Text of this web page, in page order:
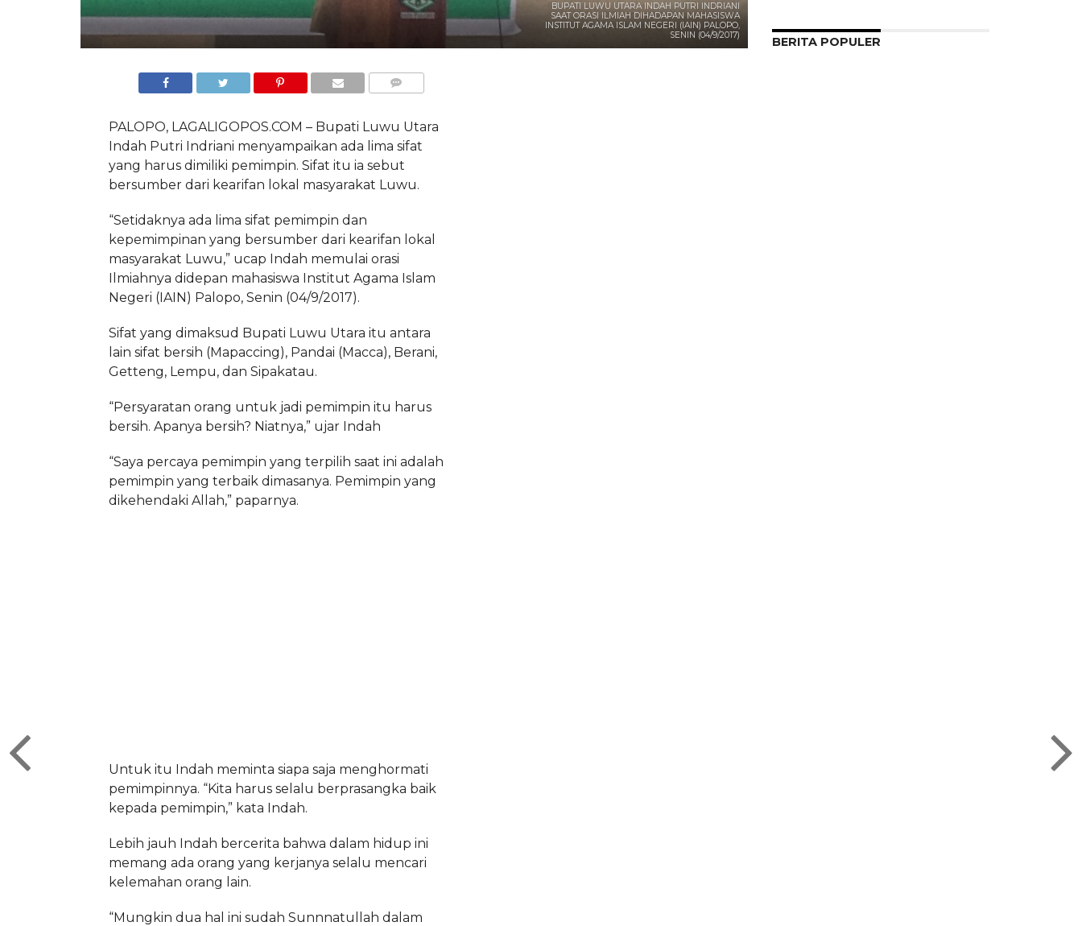
BUPATI LUWU UTARA INDAH PUTRI INDRIANI
SAAT ORASI ILMIAH DIHADAPAN MAHASISWA
INSTITUT AGAMA ISLAM NEGERI (IAIN) PALOPO,
SENIN (04/9/2017)
PALOPO, LAGALIGOPOS.COM – Bupati Luwu Utara
Indah Putri Indriani menyampaikan ada lima sifat
yang harus dimiliki pemimpin. Sifat itu ia sebut
bersumber dari kearifan lokal masyarakat Luwu.
“Setidaknya ada lima sifat pemimpin dan
kepemimpinan yang bersumber dari kearifan lokal
masyarakat Luwu,” ucap Indah memulai orasi
Ilmiahnya didepan mahasiswa Institut Agama Islam
Negeri (IAIN) Palopo, Senin (04/9/2017).
Sifat yang dimaksud Bupati Luwu Utara itu antara
lain sifat bersih (Mapaccing), Pandai (Macca), Berani,
Getteng, Lempu, dan Sipakatau.
“Persyaratan orang untuk jadi pemimpin itu harus
bersih. Apanya bersih? Niatnya,” ujar Indah
“Saya percaya pemimpin yang terpilih saat ini adalah
pemimpin yang terbaik dimasanya. Pemimpin yang
dikehendaki Allah,” paparnya.
Untuk itu Indah meminta siapa saja menghormati
pemimpinnya. “Kita harus selalu berprasangka baik
kepada pemimpin,” kata Indah.
Lebih jauh Indah bercerita bahwa dalam hidup ini
memang ada orang yang kerjanya selalu mencari
kelemahan orang lain.
“Mungkin dua hal ini sudah Sunnnatullah dalam
BERITA POPULER